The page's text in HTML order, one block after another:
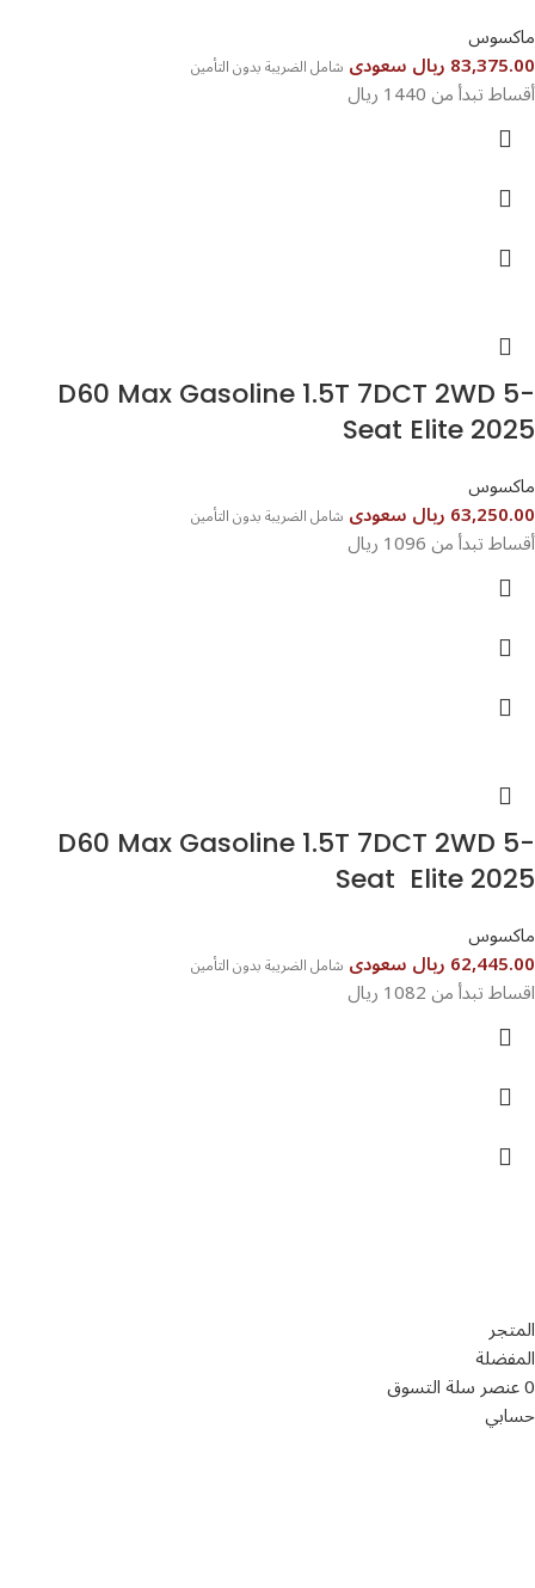
ماكسوس
83,375.00 ريال سعودى شامل الضريبة بدون التأمين
أقساط تبدأ من 1440 ريال
D60 Max Gasoline 1.5T 7DCT 2WD 5-
Seat Elite 2025
ماكسوس
63,250.00 ريال سعودى شامل الضريبة بدون التأمين
أقساط تبدأ من 1096 ريال
D60 Max Gasoline 1.5T 7DCT 2WD 5-
Seat Elite 2025
ماكسوس
62,445.00 ريال سعودى شامل الضريبة بدون التأمين
اقساط تبدأ من 1082 ريال
المتجر
المفضلة
0عنصرسلة التسوق
حسابي